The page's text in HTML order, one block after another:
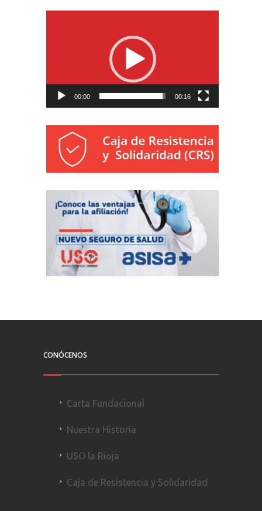
00:00 00:16
CONÓCENOS
Carta Fundacional
Nuestra Historia
USO la Rioja
Caja de Resistencia y Solidaridad